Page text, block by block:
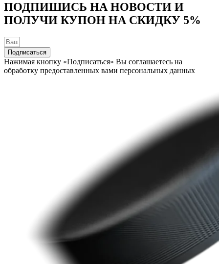
ПОДПИШИСЬ НА НОВОСТИ И
ПОЛУЧИ КУПОН НА СКИДКУ 5%
Подписаться
Нажимая кнопку «Подписаться» Вы соглашаетесь на
обработку предоставленных вами персональных данных